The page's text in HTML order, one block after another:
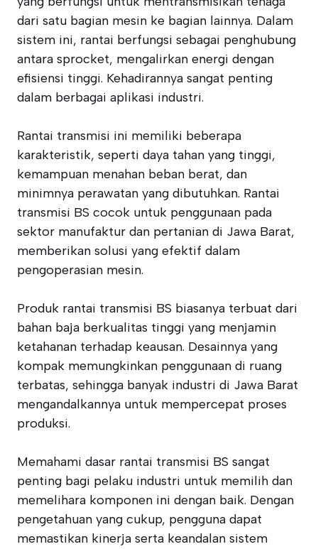
dari satu bagian mesin ke bagian lainnya. Dalam
sistem ini, rantai berfungsi sebagai penghubung
antara sprocket, mengalirkan energi dengan
efisiensi tinggi. Kehadirannya sangat penting
dalam berbagai aplikasi industri.
Rantai transmisi ini memiliki beberapa
karakteristik, seperti daya tahan yang tinggi,
kemampuan menahan beban berat, dan
minimnya perawatan yang dibutuhkan. Rantai
transmisi BS cocok untuk penggunaan pada
sektor manufaktur dan pertanian di Jawa Barat,
memberikan solusi yang efektif dalam
pengoperasian mesin.
Produk rantai transmisi BS biasanya terbuat dari
bahan baja berkualitas tinggi yang menjamin
ketahanan terhadap keausan. Desainnya yang
kompak memungkinkan penggunaan di ruang
terbatas, sehingga banyak industri di Jawa Barat
mengandalkannya untuk mempercepat proses
produksi.
Memahami dasar rantai transmisi BS sangat
penting bagi pelaku industri untuk memilih dan
memelihara komponen ini dengan baik. Dengan
pengetahuan yang cukup, pengguna dapat
memastikan kinerja serta keandalan sistem